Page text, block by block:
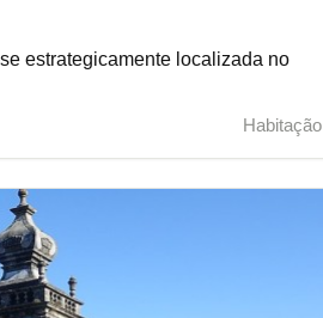
estrategicamente localizada no
Habitação